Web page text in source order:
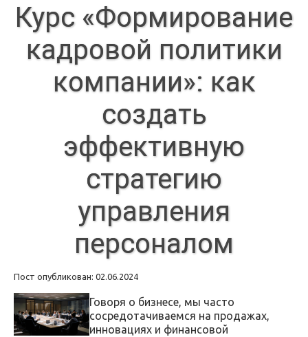
Курс «Формирование
кадровой политики
компании»: как
создать
эффективную
стратегию
управления
персоналом
Пост опубликован: 02.06.2024
Говоря о бизнесе, мы часто
сосредотачиваемся на продажах,
инновациях и финансовой